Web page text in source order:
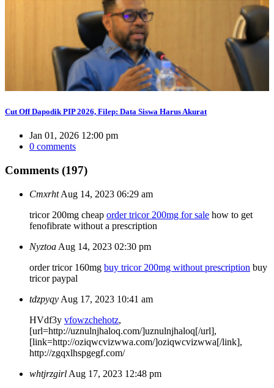
Cut Off Dapodik PIP 2026, Filep: Data Siswa Harus Akurat
Jan 01, 2026 12:00 pm
0 comments
Comments (197)
Cmxrht Aug 14, 2023 06:29 am
tricor 200mg cheap order tricor 200mg for sale how to get
fenofibrate without a prescription
Nyztoa Aug 14, 2023 02:30 pm
order tricor 160mg buy tricor 200mg without prescription buy
tricor paypal
tdzpyqy Aug 17, 2023 10:41 am
HVdf3y vfowzchehotz,
[url=http://uznulnjhaloq.com/]uznulnjhaloq[/url],
[link=http://oziqwcvizwwa.com/]oziqwcvizwwa[/link],
http://zgqxlhspgegf.com/
whtjrzgirl Aug 17, 2023 12:48 pm